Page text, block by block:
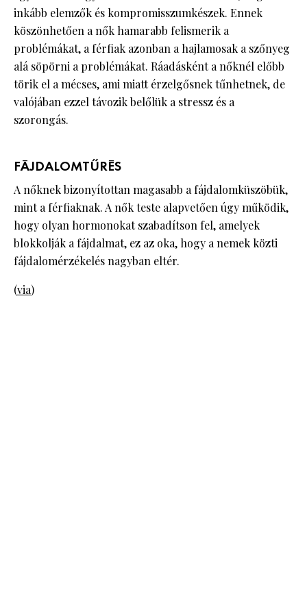
inkább elemzők és kompromisszumkészek. Ennek
köszönhetően a nők hamarabb felismerik a
problémákat, a férfiak azonban a hajlamosak a szőnyeg
alá söpörni a problémákat. Ráadásként a nőknél előbb
törik el a mécses, ami miatt érzelgősnek tűnhetnek, de
valójában ezzel távozik belőlük a stressz és a
szorongás.
FÁJDALOMTŰRÉS
A nőknek bizonyítottan magasabb a fájdalomküszöbük,
mint a férfiaknak. A nők teste alapvetően úgy működik,
hogy olyan hormonokat szabadítson fel, amelyek
blokkolják a fájdalmat, ez az oka, hogy a nemek közti
fájdalomérzékelés nagyban eltér.
(via)